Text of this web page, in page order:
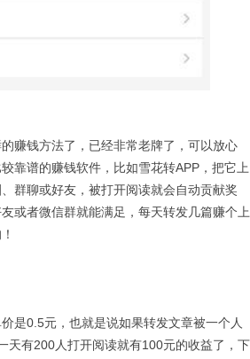
钱方法了，已经非常老牌了，可以放心
靠谱的赚钱软件，比如雪花转APP，把它上
群聊或好友，被打开阅读就会自动贡献奖
或者微信群就能满足，每天转发几篇赚个上
0.5元，也就是说如果转发文章被一个人
天有200人打开阅读就有100元的收益了，下